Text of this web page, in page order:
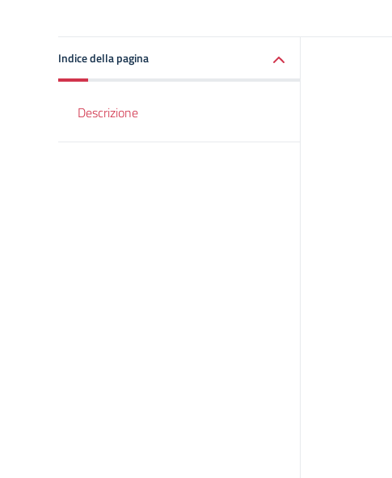
Indice della pagina
Descrizione